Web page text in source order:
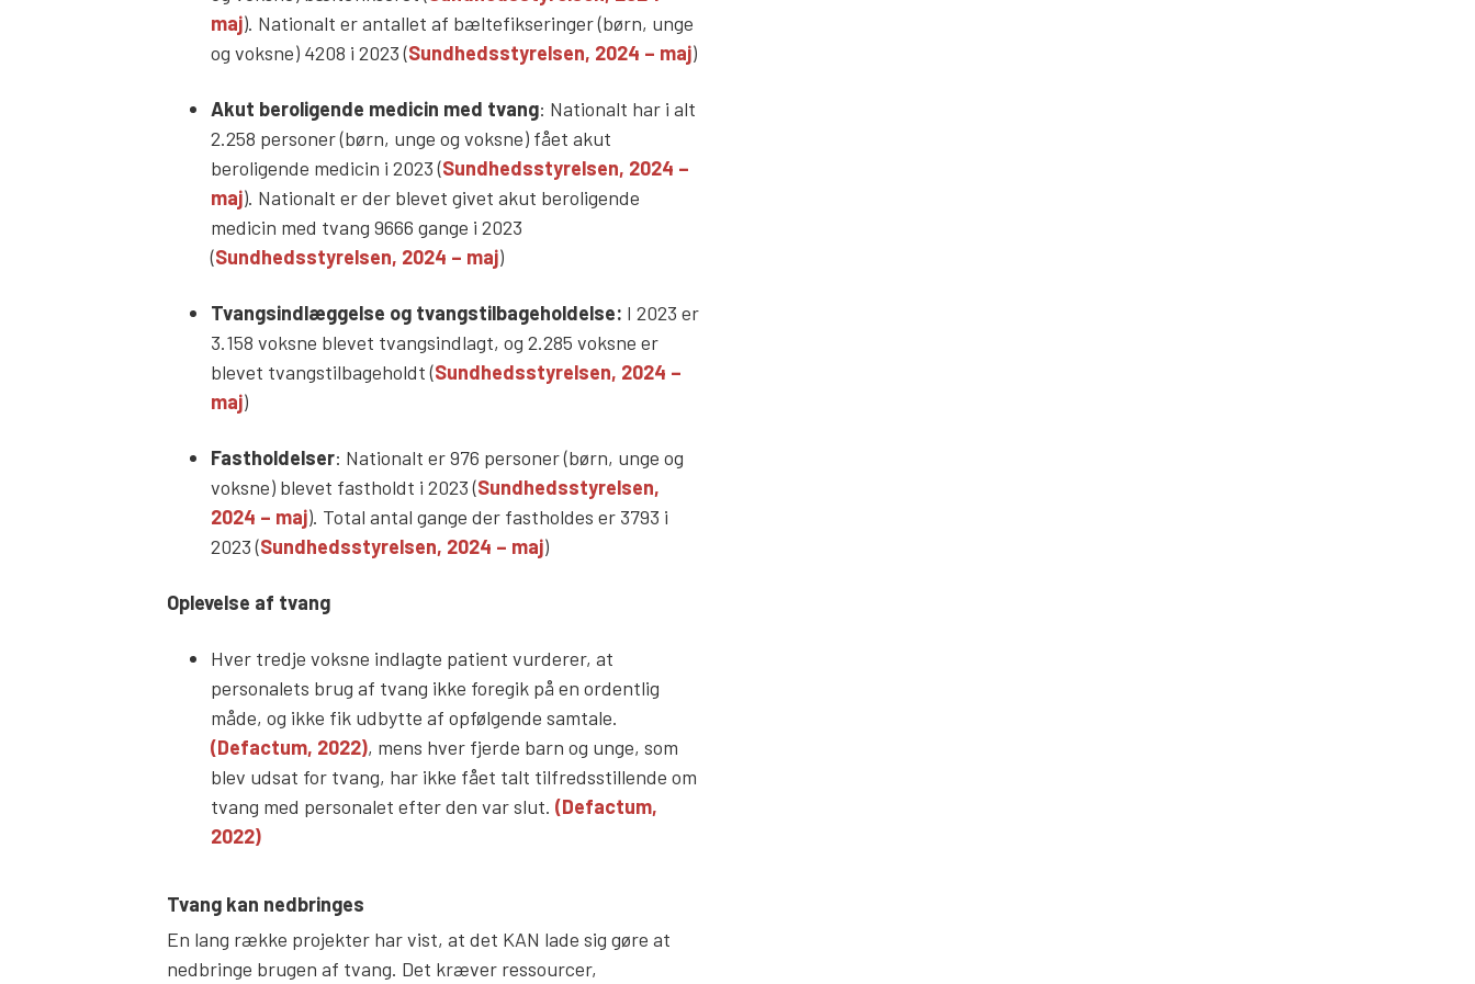
maj). Nationalt er antallet af bæltefikseringer (børn, unge
og voksne) 4208 i 2023 (Sundhedsstyrelsen, 2024 – maj)
Akut beroligende medicin med tvang‍: Nationalt har i alt
2.258 personer (børn, unge og voksne) fået akut
beroligende medicin i 2023 (Sundhedsstyrelsen, 2024 –
maj). Nationalt er der blevet givet akut beroligende
medicin med tvang 9666 gange i 2023
(Sundhedsstyrelsen, 2024 – maj)
Tvangsindlæggelse og tvangstilbageholdelse: I 2023 er
3.158 voksne blevet tvangsindlagt, og 2.285 voksne er
blevet tvangstilbageholdt (Sundhedsstyrelsen, 2024 –
maj)
Fastholdelser: Nationalt er 976 personer (børn, unge og
voksne) blevet fastholdt i 2023 (Sundhedsstyrelsen,
2024 – maj). Total antal gange der fastholdes er 3793 i
2023 (Sundhedsstyrelsen, 2024 – maj)
Oplevelse af tvang
Hver tredje voksne indlagte patient vurderer, at
personalets brug af tvang ikke foregik på en ordentlig
måde, og ikke fik udbytte af opfølgende samtale.
(Defactum, 2022), mens hver fjerde barn og unge, som
blev udsat for tvang, har ikke fået talt tilfredsstillende om
tvang med personalet efter den var slut. (Defactum,
2022)
Tvang kan nedbringes
En lang række projekter har vist, at det KAN lade sig gøre at
nedbringe brugen af tvang. Det kræver ressourcer,